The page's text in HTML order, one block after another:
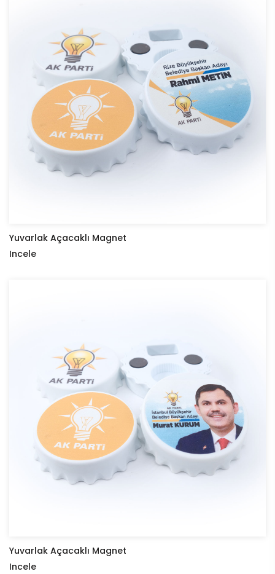
Yuvarlak Açacaklı Magnet
Incele
Yuvarlak Açacaklı Magnet
Incele